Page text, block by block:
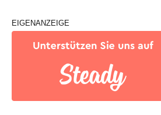
EIGENANZEIGE